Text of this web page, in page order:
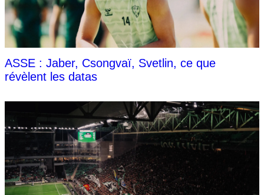
ASSE : Jaber, Csongvaï, Svetlin, ce que
révèlent les datas